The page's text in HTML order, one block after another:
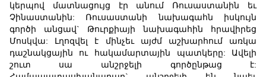
կերպով մատնացույց էր անում Ռուսաստանին եւ
Չինաստանին: Ռուսաստանի նախագահն իսկույն
գործի անցավ` Թուրքիայի նախագահին հրավիրեց
Մոսկվա: Լղոզվել է մինչեւ այժմ աշխարհում առկա
դաշնակցային ու հակամարտային պատկերը: Ավելի
շուտ սա անշրջելի գործընթաց է: